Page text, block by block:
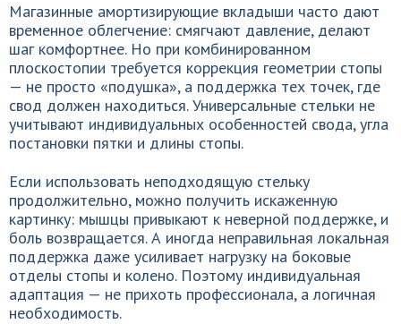
Магазинные амортизирующие вкладыши часто дают
временное облегчение: смягчают давление, делают
шаг комфортнее. Но при комбинированном
плоскостопии требуется коррекция геометрии стопы
— не просто «подушка», а поддержка тех точек, где
свод должен находиться. Универсальные стельки не
учитывают индивидуальных особенностей свода, угла
постановки пятки и длины стопы.
Если использовать неподходящую стельку
продолжительно, можно получить искаженную
картинку: мышцы привыкают к неверной поддержке, и
боль возвращается. А иногда неправильная локальная
поддержка даже усиливает нагрузку на боковые
отделы стопы и колено. Поэтому индивидуальная
адаптация — не прихоть профессионала, а логичная
необходимость.